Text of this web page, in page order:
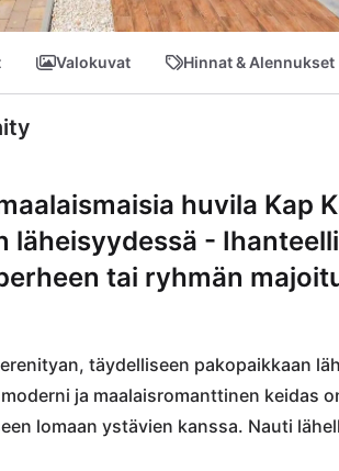
Valokuvat Hinnat & Alennukset
huvila Kap
läheisyydessä -
tai ryhmän
täydelliseen pakopaikkaan
ja maalaisromanttinen keidas
lomaan ystävien kanssa. Nauti
löydä kauniita rantoja kuten Lokva ja